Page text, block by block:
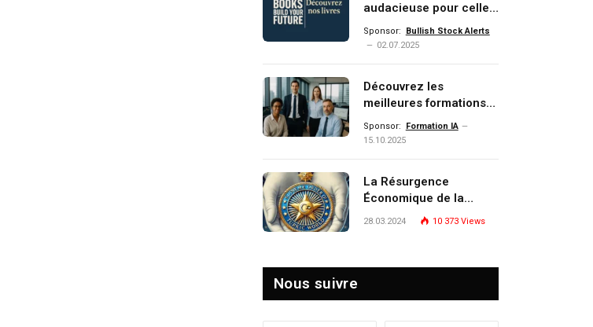
audacieuse pour celles
et ceux qui veulent
comprendre, investir et
Sponsor:
Bullish Stock Alerts
02.07.2025
Découvrez les
meilleures formations
Data, IA, automatisation
et investissement
écosystème d’experts
Sponsor:
Formation IA
15.10.2025
La Résurgence
Économique de la
Turquie : Naviguer dans
28.03.2024 10 373 Views
Nous suivre